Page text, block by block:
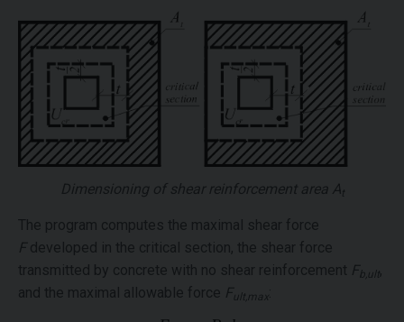
Dimensioning of shear reinforcement area At
The program computes the maximal shear force
F developed in the critical section, the shear force
transmitted by concrete with no shear reinforcement Fb,ult,
and the maximal allowable force Fult,max